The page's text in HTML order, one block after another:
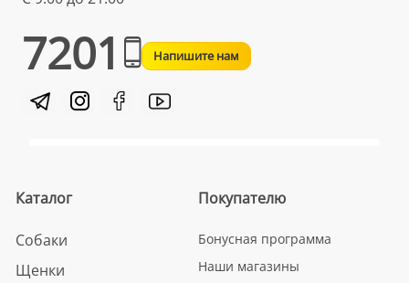
7201 Напишите нам
Каталог
Собаки
Щенки
Покупателю
Бонусная программа
Наши магазины